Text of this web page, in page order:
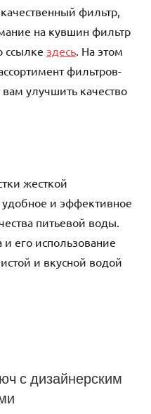
фильтр,
на кувшин фильтр
ссылке здесь. На этом
фильтров-
улучшить качество
жесткой
и эффективное
питьевой воды.
его использование
и вкусной водой
с дизайнерским